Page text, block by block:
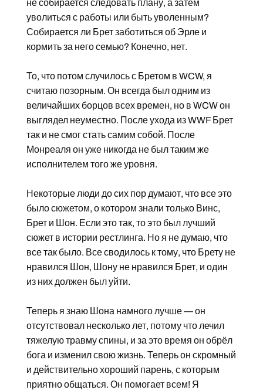
не собирается следовать плану, а затем
уволиться с работы или быть уволенным?
Собирается ли Брет заботиться об Эрле и
кормить за него семью? Конечно, нет.
То, что потом случилось с Бретом в WCW, я
считаю позорным. Он всегда был одним из
величайших борцов всех времен, но в WCW он
выглядел неуместно. После ухода из WWF Брет
так и не смог стать самим собой. После
Монреаля он уже никогда не был таким же
исполнителем того же уровня.
Некоторые люди до сих пор думают, что все это
было сюжетом, о котором знали только Винс,
Брет и Шон. Если это так, то это был лучший
сюжет в истории рестлинга. Но я не думаю, что
все так было. Все сводилось к тому, что Брету не
нравился Шон, Шону не нравился Брет, и один
из них должен был уйти.
Теперь я знаю Шона намного лучше — он
отсутствовал несколько лет, потому что лечил
тяжелую травму спины, и за это время он обрёл
бога и изменил свою жизнь. Теперь он скромный
и действительно хороший парень, с которым
приятно общаться. Он помогает всем! Я